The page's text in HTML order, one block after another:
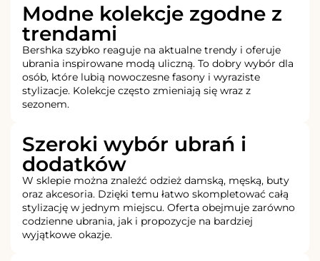
Modne kolekcje zgodne z
trendami
Bershka szybko reaguje na aktualne trendy i oferuje
ubrania inspirowane modą uliczną. To dobry wybór dla
osób, które lubią nowoczesne fasony i wyraziste
stylizacje. Kolekcje często zmieniają się wraz z
sezonem.
Szeroki wybór ubrań i
dodatków
W sklepie można znaleźć odzież damską, męską, buty
oraz akcesoria. Dzięki temu łatwo skompletować całą
stylizację w jednym miejscu. Oferta obejmuje zarówno
codzienne ubrania, jak i propozycje na bardziej
wyjątkowe okazje.